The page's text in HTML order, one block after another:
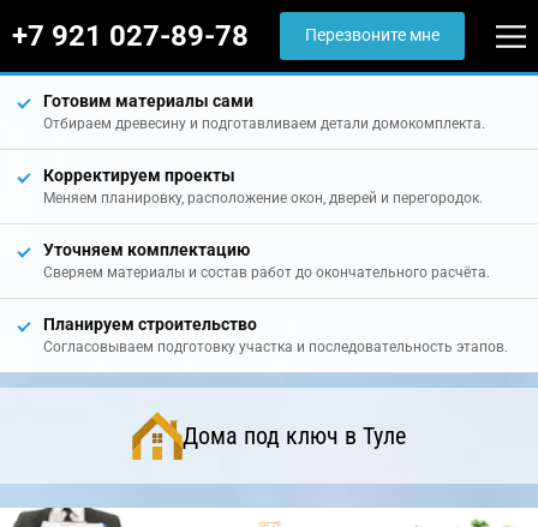
+7 921 027-89-78 Перезвоните мне
Готовим материалы сами
Отбираем древесину и подготавливаем детали домокомплекта.
Корректируем проекты
Меняем планировку, расположение окон, дверей и перегородок.
Уточняем комплектацию
Сверяем материалы и состав работ до окончательного расчёта.
Планируем строительство
Согласовываем подготовку участка и последовательность этапов.
Дома под ключ в Туле